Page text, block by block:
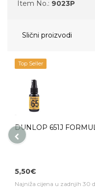
Item No.: 9023P
Slični proizvodi
Top Seller
DUNLOP 651J
5,50€
Najniža cijena u zadnjih 30